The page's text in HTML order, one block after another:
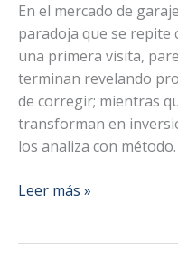
En el mercado de
paradoja que se repite
una primera visita,
terminan revelando
de corregir; mientras
transforman en
los analiza con
Garajes
Leer más »